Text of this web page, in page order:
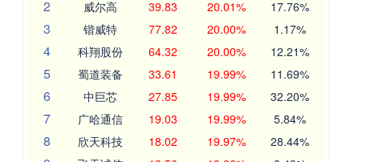
2 威尔高 39.83 20.01% 17.76%
3 锴威特 77.82 20.00% 1.17%
4 科翔股份 64.32 20.00% 12.21%
5 蜀道装备 33.61 19.99% 11.69%
6 中巨芯 27.85 19.99% 32.20%
7 广哈通信 19.03 19.99% 5.84%
8 欣天科技 18.02 19.97% 28.44%